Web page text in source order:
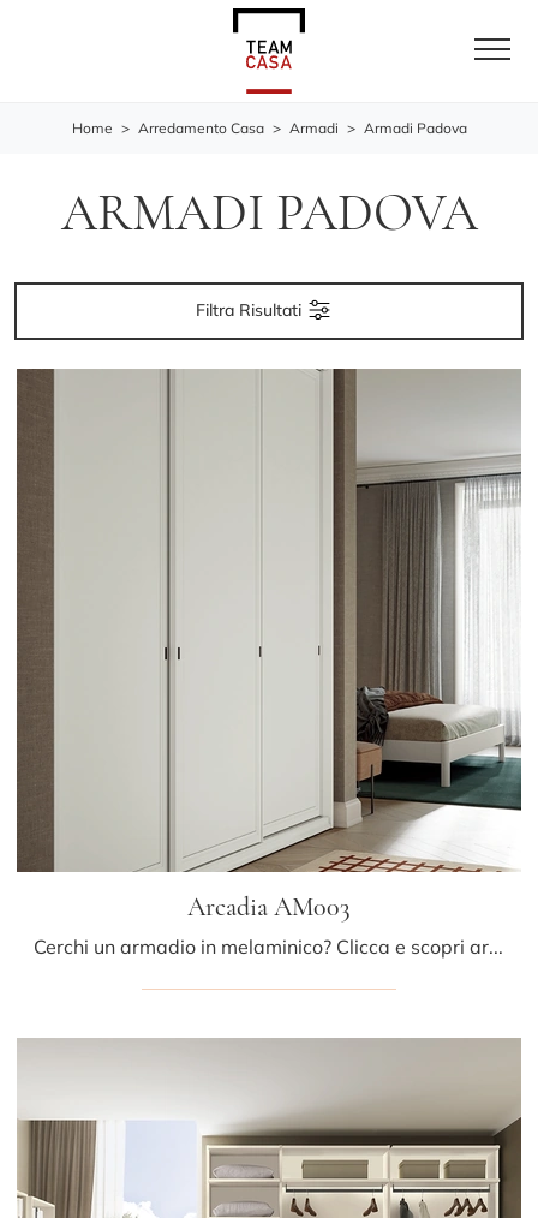
Home > Arredamento Casa > Armadi > Armadi Padova
ARMADI PADOVA
Filtra Risultati
Arcadia AM003
Cerchi un armadio in melaminico? Clicca e scopri armadiature a muro con ante scorrevoli di Colombini Casa.